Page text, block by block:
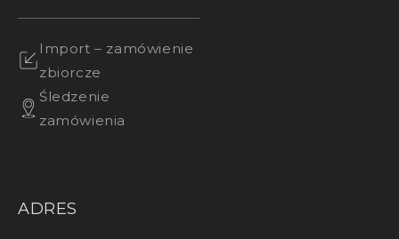
Import – zamówienie
zbiorcze
Śledzenie
zamówienia
ADRES